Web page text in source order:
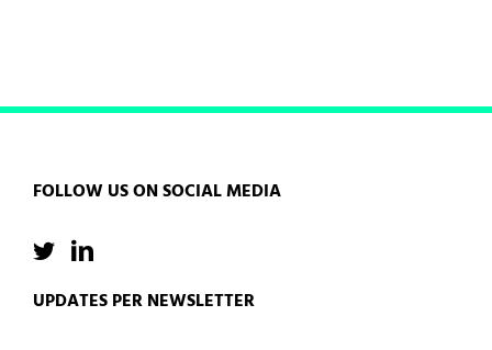
FOLLOW US ON SOCIAL MEDIA
UPDATES PER NEWSLETTER